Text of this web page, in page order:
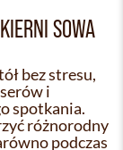
SOWA
bez stresu,
i
spotkania.
różnorodny
podczas